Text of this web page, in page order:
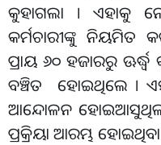
କୁହାଗଲା । ଏହାକୁ
କର୍ମଚାରୀଙ୍କୁ ନିୟମିତ
ପ୍ରାୟ ୬୦ ହଜାରରୁ
ବଞ୍ଚିତ ହୋଇଥିଲେ ।
ଆନ୍ଦୋଳନ ହୋଇଆସୁଥିଲା
ପ୍ରକ୍ରିୟା ଆରମ୍ଭ ହୋଇଥିବା